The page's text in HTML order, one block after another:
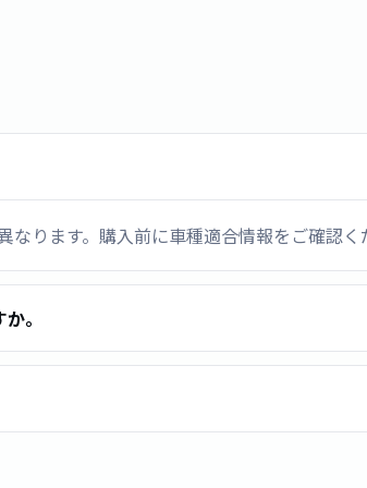
ります。購入前に車種適合情報をご確認く
。